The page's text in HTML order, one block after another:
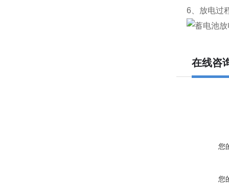
6、放电过
在线咨
您
您